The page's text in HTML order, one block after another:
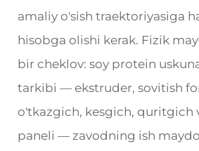
amaliy o'sish traektoriyasiga
hisobga olishi kerak. Fizik
bir cheklov: soy protein
tarkibi — ekstruder, sovitish
o'tkazgich, kesgich, quritgich
paneli — zavodning ish